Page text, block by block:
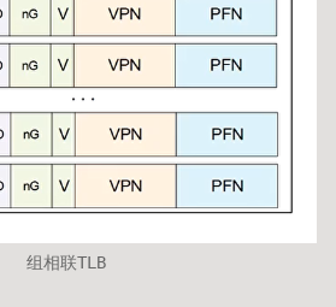
组相联TLB